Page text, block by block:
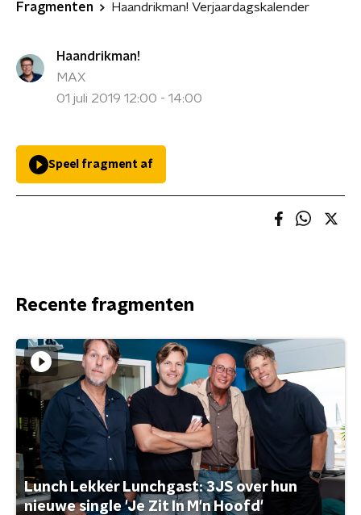
Fragmenten Haandrikman! Verjaardagskalender
Haandrikman!
MAX
01 juli 2019 12:00 - 14:00
Speel fragment af
Recente fragmenten
Lunch Lekker Lunchgast: 3JS over hun
nieuwe single 'Je Zit In M'n Hoofd'